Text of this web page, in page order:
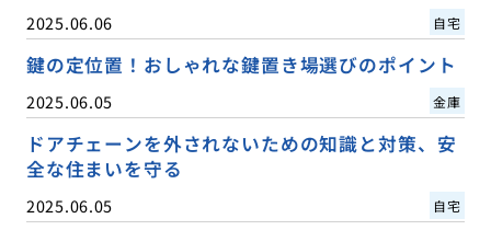
2025.06.06 自宅
鍵の定位置！おしゃれな鍵置き場選びのポイント
2025.06.05 金庫
ドアチェーンを外されないための知識と対策、安
全な住まいを守る
2025.06.05 自宅